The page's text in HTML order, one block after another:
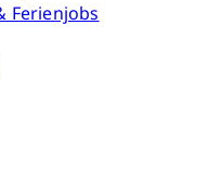
Ferienjobs